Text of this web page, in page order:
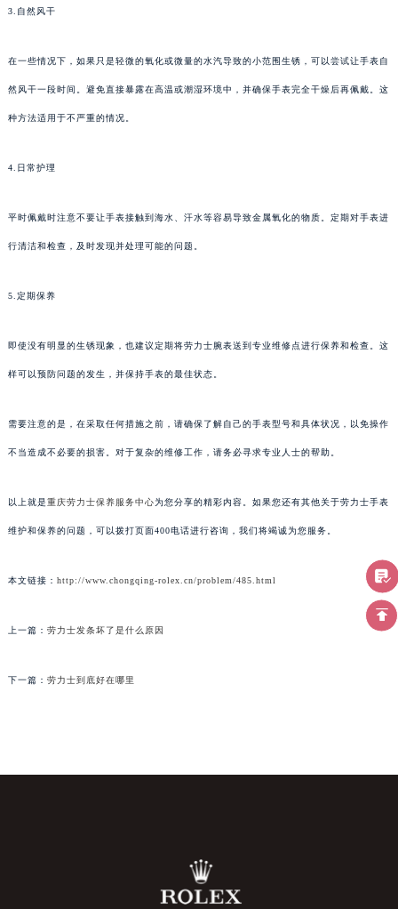
3.自然风干
在一些情况下，如果只是轻微的氧化或微量的水汽导致的小范围生锈，可以尝试让手表自
然风干一段时间。避免直接暴露在高温或潮湿环境中，并确保手表完全干燥后再佩戴。这
种方法适用于不严重的情况。
4.日常护理
平时佩戴时注意不要让手表接触到海水、汗水等容易导致金属氧化的物质。定期对手表进
行清洁和检查，及时发现并处理可能的问题。
5.定期保养
即使没有明显的生锈现象，也建议定期将劳力士腕表送到专业维修点进行保养和检查。这
样可以预防问题的发生，并保持手表的最佳状态。
需要注意的是，在采取任何措施之前，请确保了解自己的手表型号和具体状况，以免操作
不当造成不必要的损害。对于复杂的维修工作，请务必寻求专业人士的帮助。
以上就是重庆劳力士保养服务中心为您分享的精彩内容。如果您还有其他关于劳力士手表
维护和保养的问题，可以拨打页面400电话进行咨询，我们将竭诚为您服务。
本文链接： http://www.chongqing-rolex.cn/problem/485.html
上一篇： 劳力士发条坏了是什么原因
下一篇： 劳力士到底好在哪里